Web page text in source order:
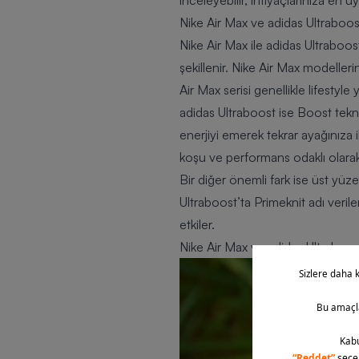
Nike Air Max ve adidas
Nike Air Max ile adidas
şekillenir. Nike Air Max
Air Max serisi genellikle lifestyle
adidas Ultraboost ise Boost
enerjiyi emerek tekrar
koşu ve performans odaklı
Bir diğer önemli fark ise üst
Ultraboost’ta Primeknit adı
etkiler.
Nike Air Max ve adidas